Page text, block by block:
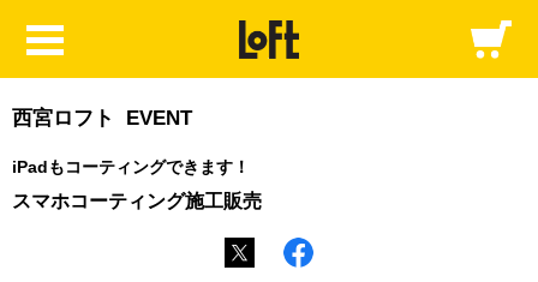
西宮ロフト EVENT
iPadもコーティングできます！
スマホコーティング施工販売